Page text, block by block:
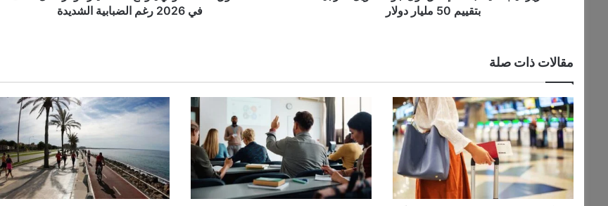
بتقييم 50 مليار دولار
في 2026 رغم الضبابية الشديدة
مقالات ذات صلة